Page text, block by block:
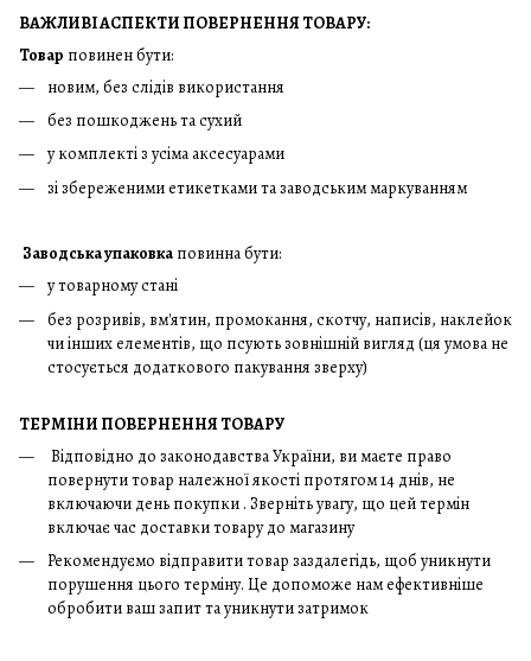
ВАЖЛИВІ АСПЕКТИ ПОВЕРНЕННЯ ТОВАРУ:
Товар повинен бути:
новим, без слідів використання
без пошкоджень та сухий
у комплекті з усіма аксесуарами
зі збереженими етикетками та заводським маркуванням
Заводська упаковка повинна бути:
у товарному стані
без розривів, вм'ятин, промокання, скотчу, написів, наклейок
чи інших елементів, що псують зовнішній вигляд (ця умова не
стосується додаткового пакування зверху)
ТЕРМІНИ ПОВЕРНЕННЯ ТОВАРУ
Відповідно до законодавства України, ви маєте право
повернути товар належної якості протягом 14 днів, не
включаючи день покупки . Зверніть увагу, що цей термін
включає час доставки товару до магазину
Рекомендуємо відправити товар заздалегідь, щоб уникнути
порушення цього терміну. Це допоможе нам ефективніше
обробити ваш запит та уникнути затримок